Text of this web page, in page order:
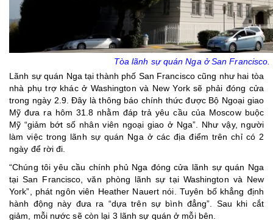
Tòa lãnh sự quán Nga ở San Francisco.
Lãnh sự quán Nga tại thành phố San Francisco cũng như hai tòa
nhà phụ trợ khác ở Washington và New York sẽ phải đóng cửa
trong ngày 2.9. Đây là thông báo chính thức được Bộ Ngoại giao
Mỹ đưa ra hôm 31.8 nhằm đáp trả yêu cầu của Moscow buộc
Mỹ “giảm bớt số nhân viên ngoại giao ở Nga”. Như vậy, người
làm việc trong lãnh sự quán Nga ở các địa điểm trên chỉ có 2
ngày để rời đi.
“Chúng tôi yêu cầu chính phủ Nga đóng cửa lãnh sự quán Nga
tại San Francisco, văn phòng lãnh sự tại Washington và New
York”, phát ngôn viên Heather Nauert nói. Tuyên bố khẳng định
hành động này đưa ra “dựa trên sự bình đẳng”. Sau khi cắt
giảm, mỗi nước sẽ còn lại 3 lãnh sự quán ở mỗi bên.